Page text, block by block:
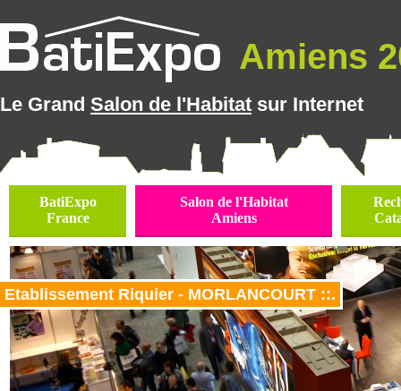
Amiens
Le Grand Salon de l'Habitat sur Internet
BatiExpo
France
Salon de l'Habitat
Amiens
Etablissement Riquier - MORLANCOURT ::.